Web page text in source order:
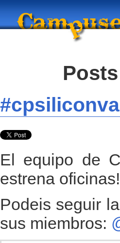
El equipo de
estrena
Podeis seguir
sus miembros: